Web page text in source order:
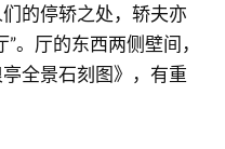
的停轿之处，轿夫亦
。厅的东西两侧壁间，
全景石刻图》，有重